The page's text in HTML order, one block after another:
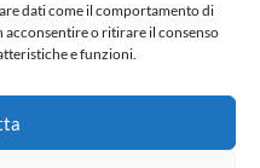
dati come il comportamento di
acconsentire o ritirare il consenso
e funzioni.
dal 15/06/23
136 08730549 909508